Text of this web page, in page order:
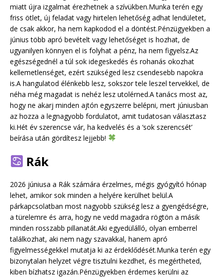
miatt újra izgalmat érezhetnek a szívükben.Munka terén egy
friss ötlet, új feladat vagy hirtelen lehetőség adhat lendületet,
de csak akkor, ha nem kapkodod el a döntést.Pénzügyekben a
június több apró bevételt vagy lehetőséget is hozhat, de
ugyanilyen könnyen el is folyhat a pénz, ha nem figyelsz.Az
egészségednél a túl sok idegeskedés és rohanás okozhat
kellemetlenséget, ezért szükséged lesz csendesebb napokra
is.A hangulatod élénkebb lesz, sokszor tele leszel tervekkel, de
néha még magadat is nehéz lesz utolérned.A tanács most az,
hogy ne akarj minden ajtón egyszerre belépni, mert júniusban
az hozza a legnagyobb fordulatot, amit tudatosan választasz
ki.Hét év szerencse vár, ha kedvelés és a ‘sok szerencsét’
beírása után gördítesz lejjebb!
Rák
2026 júniusa a Rák számára érzelmes, mégis gyógyító hónap
lehet, amikor sok minden a helyére kerülhet belül.A
párkapcsolatban most nagyobb szükség lesz a gyengédségre,
a türelemre és arra, hogy ne vedd magadra rögtön a másik
minden rosszabb pillanatát.Aki egyedülálló, olyan emberrel
találkozhat, aki nem nagy szavakkal, hanem apró
figyelmességekkel mutatja ki az érdeklődését.Munka terén egy
bizonytalan helyzet végre tisztulni kezdhet, és megértheted,
kiben bízhatsz igazán.Pénzügyekben érdemes kerülni az